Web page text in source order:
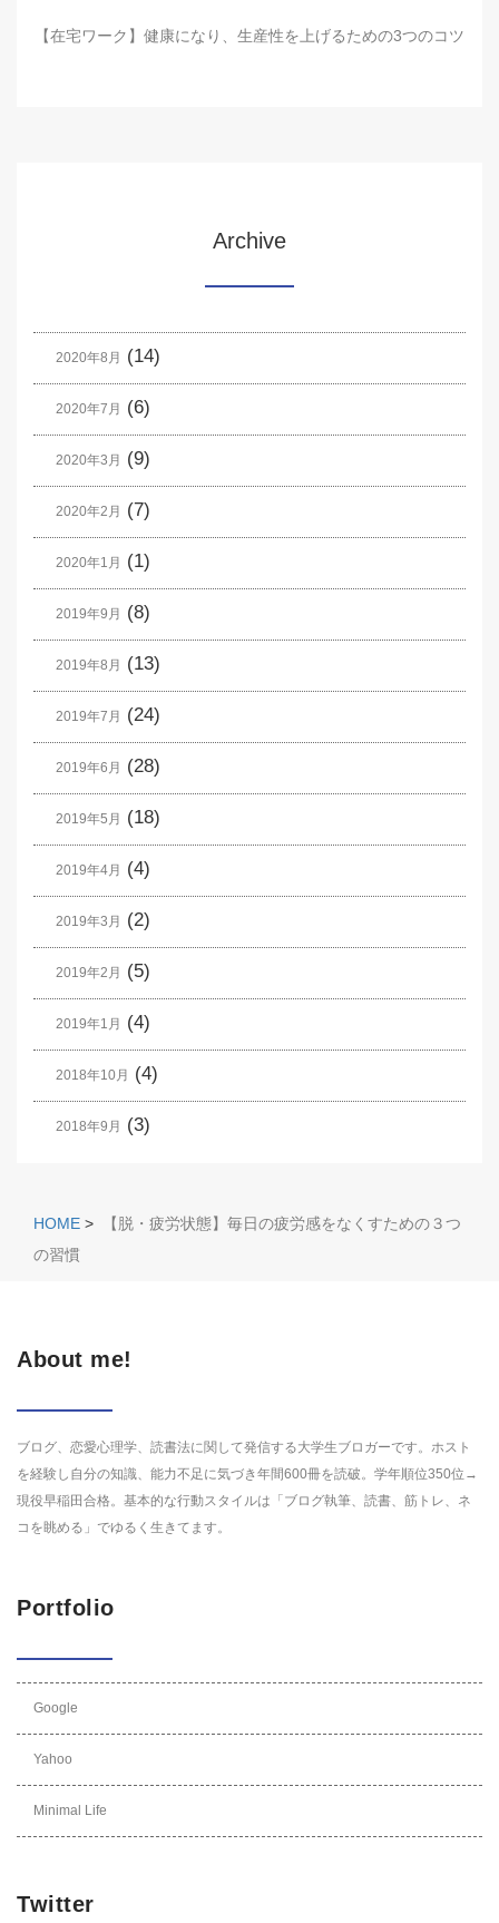
【在宅ワーク】健康になり、生産性を上げるための3つのコツ
Archive
2020年8月 (14)
2020年7月 (6)
2020年3月 (9)
2020年2月 (7)
2020年1月 (1)
2019年9月 (8)
2019年8月 (13)
2019年7月 (24)
2019年6月 (28)
2019年5月 (18)
2019年4月 (4)
2019年3月 (2)
2019年2月 (5)
2019年1月 (4)
2018年10月 (4)
2018年9月 (3)
HOME >
【脱・疲労状態】毎日の疲労感をなくすための３つ
の習慣
About me!
ブログ、恋愛心理学、読書法に関して発信する大学生ブロガーです。ホスト
を経験し自分の知識、能力不足に気づき年間600冊を読破。学年順位350位→
現役早稲田合格。基本的な行動スタイルは「ブログ執筆、読書、筋トレ、ネ
コを眺める」でゆるく生きてます。
Portfolio
Google
Yahoo
Minimal Life
Twitter